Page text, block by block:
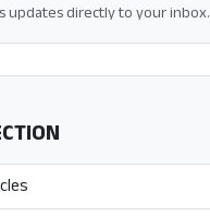
updates directly to your inbox.